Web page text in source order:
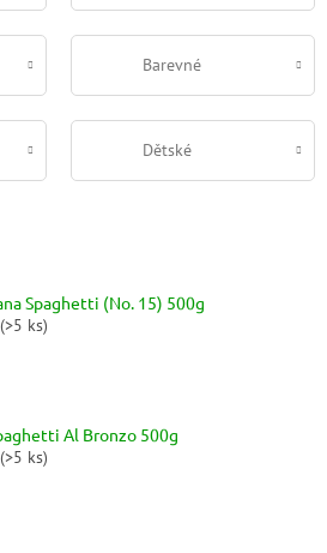
Barevné
Dětské
Spaghetti (No. 15) 500g
(>5 ks)
Al Bronzo 500g
(>5 ks)